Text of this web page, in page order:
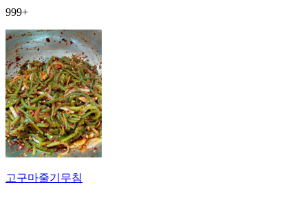
999+
고구마줄기무침